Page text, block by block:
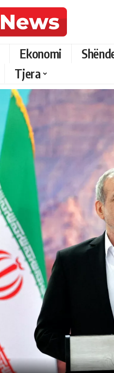
Ekonomi
Tjera